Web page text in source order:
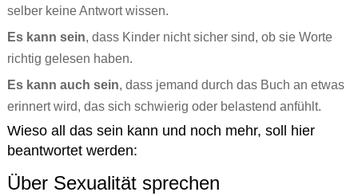
العربية
Jonas‘ Wollhaut
Renis erste Regel
Schwierige Wörterliste
Persönliches Heft
XYZ
Comic
Wenn ich groß bin, will ich FRAUlenzen
Die Stadt war nie wach
Atalanta Läufer_in
Theaterstücke Lilly Axster
Bildergalerie Christine Aebi
Kontakt
selber keine Antwort wissen.
Es kann sein, dass Kinder nicht sicher sind, ob sie Worte
richtig gelesen haben.
Es kann auch sein, dass jemand durch das Buch an etwas
erinnert wird, das sich schwierig oder belastend anfühlt.
Wieso all das sein kann und noch mehr, soll hier
beantwortet werden:
Über Sexualität sprechen